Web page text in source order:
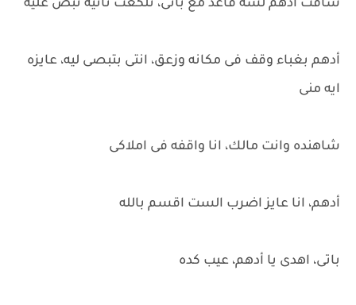
شافت ادهم لسه قاعد مع باتى، تلكعت ثانيه تبص عليه
أدهم بغباء وقف فى مكانه وزعق، انتى بتبصى ليه، عايزه
ايه منى
شاهنده وانت مالك، انا واقفه فى املاكى
أدهم، انا عايز اضرب الست اقسم بالله
باتى، اهدى يا أدهم، عيب كده